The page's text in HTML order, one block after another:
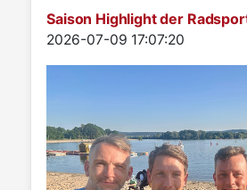
Saison Highlight der
Details
2026-07-09 17:07:20